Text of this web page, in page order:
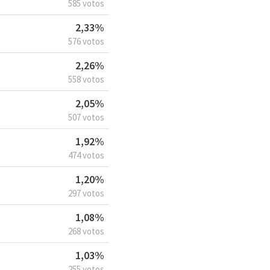
585 votos
2,33%
576 votos
2,26%
558 votos
2,05%
507 votos
1,92%
474 votos
1,20%
297 votos
1,08%
268 votos
1,03%